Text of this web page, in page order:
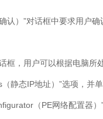
认）”对话框中要求用户确
框，用户可以根据电脑所
静态IP地址）”选项，并单
（PE网络配置器）